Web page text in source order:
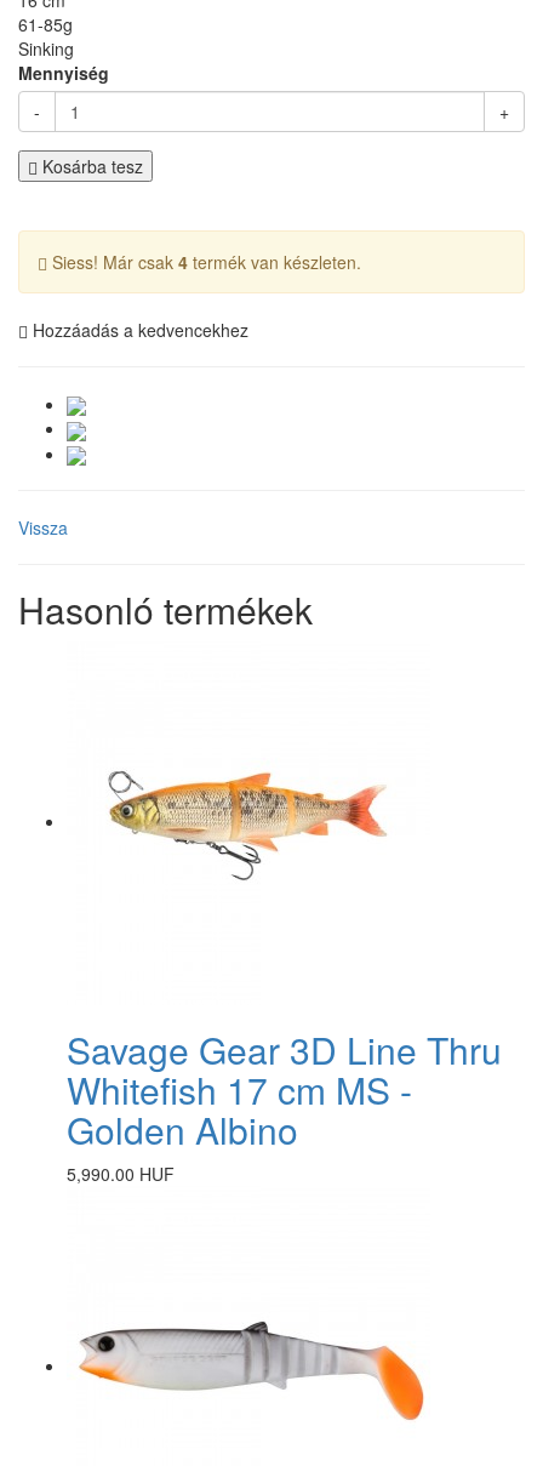
61-85g
Sinking
Mennyiség
-
+
Kosárba tesz
Siess! Már csak 4 termék van készleten.
Hozzáadás a kedvencekhez
Vissza
Hasonló termékek
Savage Gear 3D Line Thru
Whitefish 17 cm MS -
Golden Albino
5,990.00 HUF